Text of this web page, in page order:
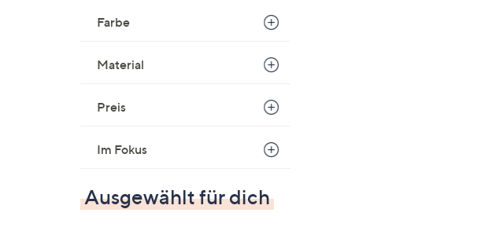
Farbe
Material
Preis
Im Fokus
Ausgewählt für dich